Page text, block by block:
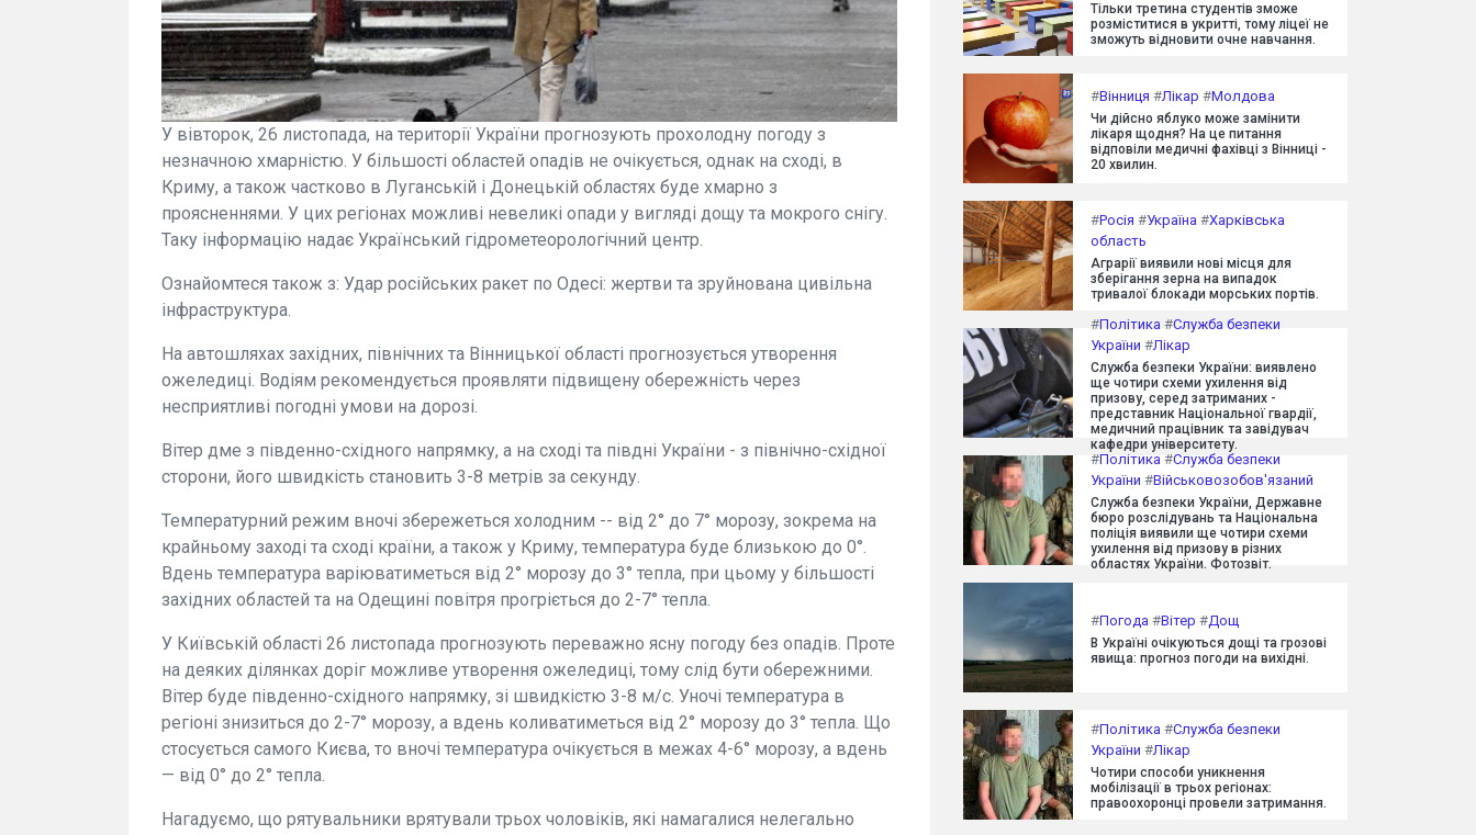
У вівторок, 26 листопада, на території України прогнозують прохолодну погоду з
незначною хмарністю. У більшості областей опадів не очікується, однак на сході, в
Криму, а також частково в Луганській і Донецькій областях буде хмарно з
проясненнями. У цих регіонах можливі невеликі опади у вигляді дощу та мокрого снігу.
Таку інформацію надає Український гідрометеорологічний центр.
Ознайомтеся також з: Удар російських ракет по Одесі: жертви та зруйнована цивільна
інфраструктура.
На автошляхах західних, північних та Вінницької області прогнозується утворення
ожеледиці. Водіям рекомендується проявляти підвищену обережність через
несприятливі погодні умови на дорозі.
Вітер дме з південно-східного напрямку, а на сході та півдні України - з північно-східної
сторони, його швидкість становить 3-8 метрів за секунду.
Температурний режим вночі збережеться холодним -- від 2° до 7° морозу, зокрема на
крайньому заході та сході країни, а також у Криму, температура буде близькою до 0°.
Вдень температура варіюватиметься від 2° морозу до 3° тепла, при цьому у більшості
західних областей та на Одещині повітря прогріється до 2-7° тепла.
У Київській області 26 листопада прогнозують переважно ясну погоду без опадів. Проте
на деяких ділянках доріг можливе утворення ожеледиці, тому слід бути обережними.
Вітер буде південно-східного напрямку, зі швидкістю 3-8 м/с. Уночі температура в
регіоні знизиться до 2-7° морозу, а вдень коливатиметься від 2° морозу до 3° тепла. Що
стосується самого Києва, то вночі температура очікується в межах 4-6° морозу, а вдень
— від 0° до 2° тепла.
Нагадуємо, що рятувальники врятували трьох чоловіків, які намагалися нелегально
Тільки третина студентів зможе
розміститися в укритті, тому ліцеї не
зможуть відновити очне навчання.
#Вінниця #Лікар #Молдова
Чи дійсно яблуко може замінити
лікаря щодня? На це питання
відповіли медичні фахівці з Вінниці -
20 хвилин.
#Росія #Україна #Харківська
область
Аграрії виявили нові місця для
зберігання зерна на випадок
тривалої блокади морських портів.
#Політика #Служба безпеки
України #Лікар
Служба безпеки України: виявлено
ще чотири схеми ухилення від
призову, серед затриманих -
представник Національної гвардії,
медичний працівник та завідувач
кафедри університету.
#Політика #Служба безпеки
України #Військовозобов'язаний
Служба безпеки України, Державне
бюро розслідувань та Національна
поліція виявили ще чотири схеми
ухилення від призову в різних
областях України. Фотозвіт.
#Погода #Вітер #Дощ
В Україні очікуються дощі та грозові
явища: прогноз погоди на вихідні.
#Політика #Служба безпеки
України #Лікар
Чотири способи уникнення
мобілізації в трьох регіонах:
правоохоронці провели затримання.